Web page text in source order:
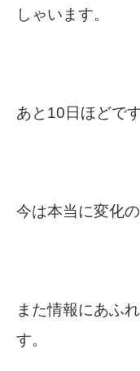
しゃいます。
あと10日ほどで
今は本当に変化
また情報にあふ
す。